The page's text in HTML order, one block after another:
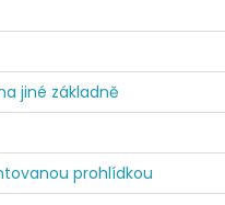
jiné základně
prohlídkou